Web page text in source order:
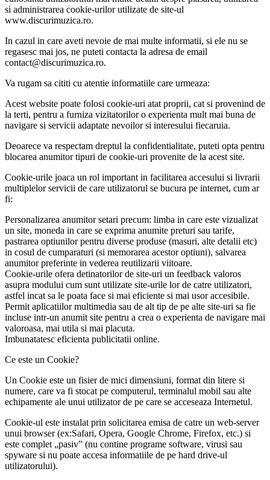
si administrarea cookie-urilor utilizate de site-ul
www.discurimuzica.ro.
In cazul in care aveti nevoie de mai multe informatii, si ele nu se
regasesc mai jos, ne puteti contacta la adresa de email
contact@discurimuzica.ro.
Va rugam sa cititi cu atentie informatiile care urmeaza:
Acest website poate folosi cookie-uri atat proprii, cat si provenind de
la terti, pentru a furniza vizitatorilor o experienta mult mai buna de
navigare si servicii adaptate nevoilor si interesului fiecaruia.
Deoarece va respectam dreptul la confidentialitate, puteti opta pentru
blocarea anumitor tipuri de cookie-uri provenite de la acest site.
Cookie-urile joaca un rol important in facilitarea accesului si livrarii
multiplelor servicii de care utilizatorul se bucura pe internet, cum ar
fi:
Personalizarea anumitor setari precum: limba in care este vizualizat
un site, moneda in care se exprima anumite preturi sau tarife,
pastrarea optiunilor pentru diverse produse (masuri, alte detalii etc)
in cosul de cumparaturi (si memorarea acestor optiuni), salvarea
anumitor preferinte in vederea reutilizarii viitoare.
Cookie-urile ofera detinatorilor de site-uri un feedback valoros
asupra modului cum sunt utilizate site-urile lor de catre utilizatori,
astfel incat sa le poata face si mai eficiente si mai usor accesibile.
Permit aplicatiilor multimedia sau de alt tip de pe alte site-uri sa fie
incluse intr-un anumit site pentru a crea o experienta de navigare mai
valoroasa, mai utila si mai placuta.
Imbunatatesc eficienta publicitatii online.
Ce este un Cookie?
Un Cookie este un fisier de mici dimensiuni, format din litere si
numere, care va fi stocat pe computerul, terminalul mobil sau alte
echipamente ale unui utilizator de pe care se acceseaza Internetul.
Cookie-ul este instalat prin solicitarea emisa de catre un web-server
unui browser (ex:Safari, Opera, Google Chrome, Firefox, etc.) si
este complet „pasiv” (nu contine programe software, virusi sau
spyware si nu poate accesa informatiile de pe hard drive-ul
utilizatorului).